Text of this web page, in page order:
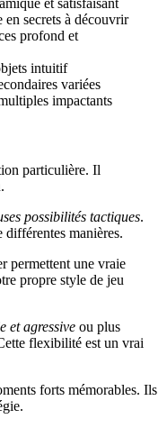
secrets à découvrir
profond et
intuitif
variées
impactants
particulière. Il
possibilités tactiques.
différentes manières.
permettent une vraie
propre style de jeu
et agressive ou plus
flexibilité est un vrai
forts mémorables. Ils